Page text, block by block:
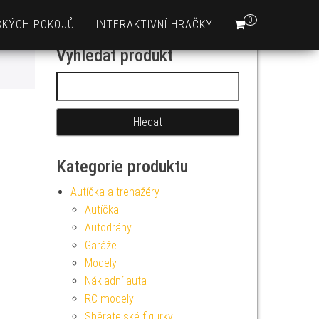
0
POKOJŮ INTERAKTIVNÍ HRAČKY
Vyhledat produkt
Kategorie produktu
Autíčka a trenažéry
Autíčka
Autodráhy
Garáže
Modely
Nákladní auta
RC modely